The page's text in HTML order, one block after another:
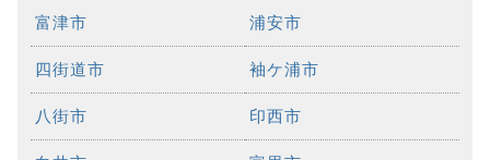
富津市 浦安市
四街道市 袖ケ浦市
八街市 印西市